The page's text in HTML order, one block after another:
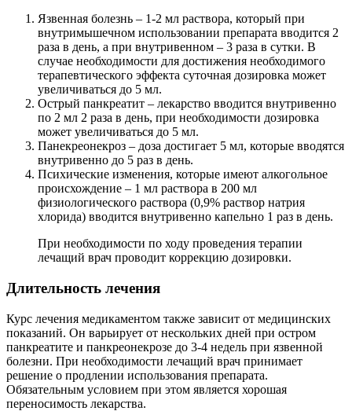
Язвенная болезнь – 1-2 мл раствора, который при
внутримышечном использовании препарата вводится 2
раза в день, а при внутривенном – 3 раза в сутки. В
случае необходимости для достижения необходимого
терапевтического эффекта суточная дозировка может
увеличиваться до 5 мл.
Острый панкреатит – лекарство вводится внутривенно
по 2 мл 2 раза в день, при необходимости дозировка
может увеличиваться до 5 мл.
Панекреонекроз – доза достигает 5 мл, которые вводятся
внутривенно до 5 раз в день.
Психические изменения, которые имеют алкогольное
происхождение – 1 мл раствора в 200 мл
физиологического раствора (0,9% раствор натрия
хлорида) вводится внутривенно капельно 1 раз в день.
При необходимости по ходу проведения терапии
лечащий врач проводит коррекцию дозировки.
Длительность лечения
Курс лечения медикаментом также зависит от медицинских
показаний. Он варьирует от нескольких дней при остром
панкреатите и панкреонекрозе до 3-4 недель при язвенной
болезни. При необходимости лечащий врач принимает
решение о продлении использования препарата.
Обязательным условием при этом является хорошая
переносимость лекарства.